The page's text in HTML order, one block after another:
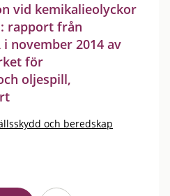
vid kemikalieolyckor
rapport från
november 2014 av
för
oljespill,
och beredskap